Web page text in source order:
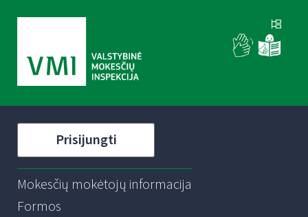
Prisijungti
Mokesčių mokėtojų informacija
Formos